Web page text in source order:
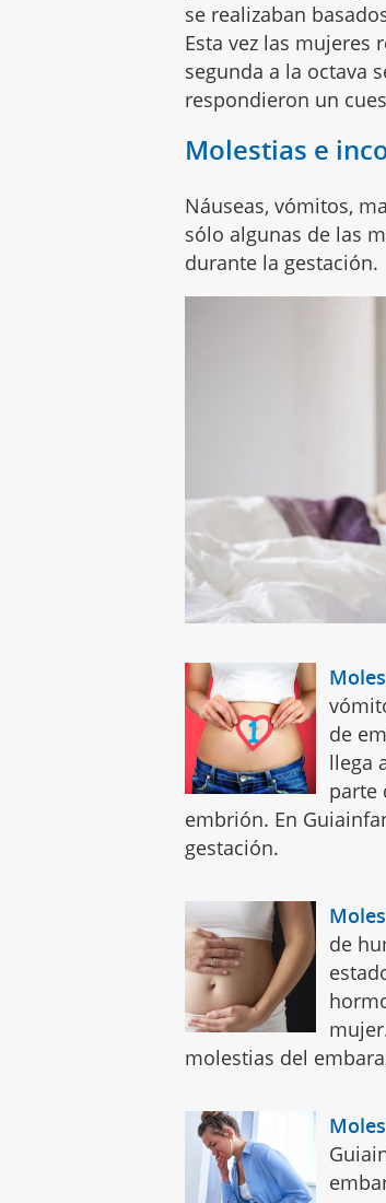
se realizaban
Esta vez las mujeres
segunda a la octava
respondieron un
Molestias e
Náuseas, vómitos,
sólo algunas de las
durante la gestación.
de
llega
parte
embrión. En
gestación.
de
molestias del